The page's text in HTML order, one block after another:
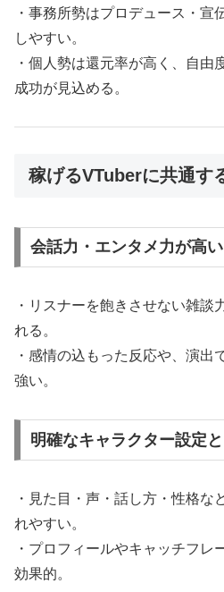
・事務所勢はプロデュース・宣
しやすい。
・個人勢は還元率が高く、自由
成功が見込める。
稼げるVTuberに共通す
会話力・エンタメ力が高い
・リスナーを飽きさせない雑談
れる。
・感情の込もった反応や、演出
強い。
明確なキャラクター設定
・見た目・声・話し方・性格な
れやすい。
・プロフィールやキャッチフレ
効果的。